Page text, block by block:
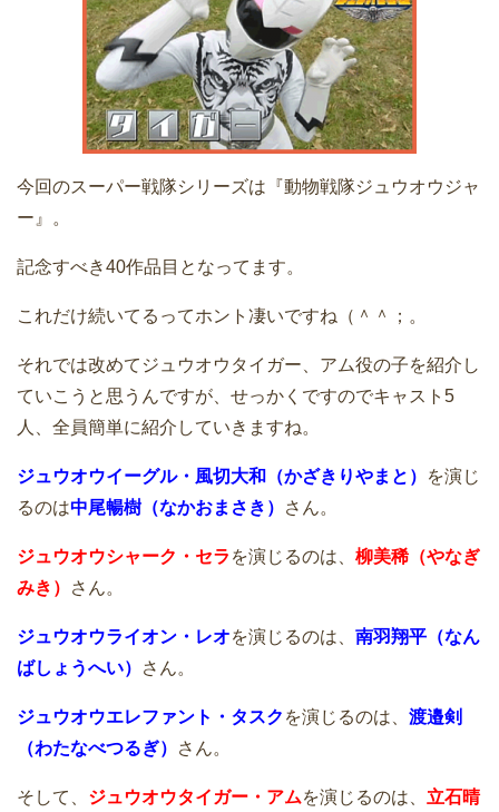
今回のスーパー戦隊シリーズは『動物戦隊ジュウオウジャ
ー』。
記念すべき40作品目となってます。
これだけ続いてるってホント凄いですね（＾＾；。
それでは改めてジュウオウタイガー、アム役の子を紹介し
ていこうと思うんですが、せっかくですのでキャスト5
人、全員簡単に紹介していきますね。
ジュウオウイーグル・風切大和（かざきりやまと）
を演じ
るのは中尾暢樹（なかおまさき） さん。
ジュウオウシャーク・セラ を演じるのは、 柳美稀（やなぎ
みき）
さん。
ジュウオウライオン・レオを演じるのは、 南羽翔平（なん
ばしょうへい）
さん。
ジュウオウエレファント・タスク を演じるのは、 渡邉剣
（わたなべつるぎ）
さん。
そして、 ジュウオウタイガー・アムを演じるのは、 立石晴